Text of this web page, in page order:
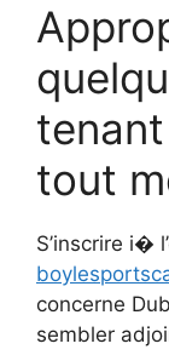
tout
S’inscrire i�
concerne
sembler